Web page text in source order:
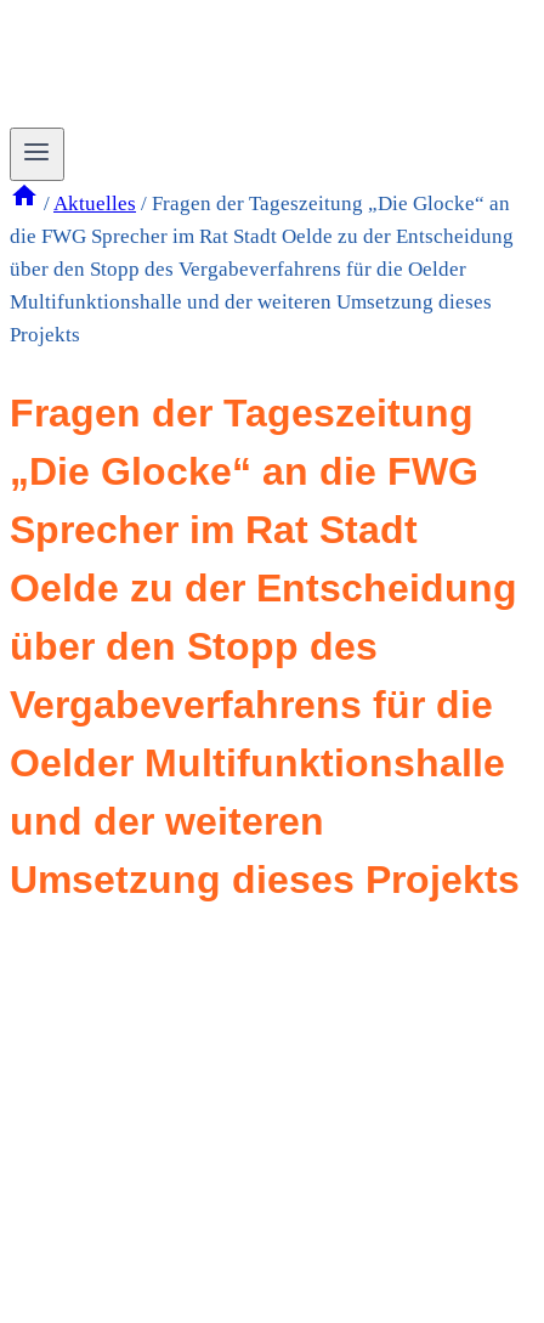
/Aktuelles / Fragen der Tageszeitung „Die Glocke“ an
die FWG Sprecher im Rat Stadt Oelde zu der Entscheidung
über den Stopp des Vergabeverfahrens für die Oelder
Multifunktionshalle und der weiteren Umsetzung dieses
Projekts
Fragen der Tageszeitung
„Die Glocke“ an die FWG
Sprecher im Rat Stadt
Oelde zu der Entscheidung
über den Stopp des
Vergabeverfahrens für die
Oelder Multifunktionshalle
und der weiteren
Umsetzung dieses Projekts